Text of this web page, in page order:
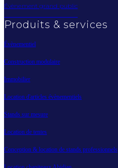
Évènement grand public
Produits & services
Évènementiel
Construction modulaire
Immobilier
Location d'articles évènementiels
Stands sur mesure
Location de tentes
Conception & location de stands professionnels